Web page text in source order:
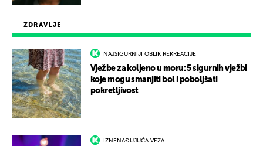
ZDRAVLJE
NAJSIGURNIJI OBLIK REKREACIJE
Vježbe za koljeno u moru: 5 sigurnih vježbi
koje mogu smanjiti bol i poboljšati
pokretljivost
IZNENAĐUJUĆA VEZA